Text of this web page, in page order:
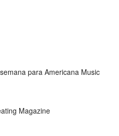
para Americana Music
Magazine